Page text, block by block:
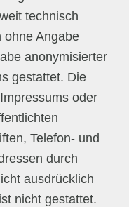
technisch
ohne Angabe
anonymisierter
gestattet. Die
oder
Telefon- und
durch
ausdrücklich
nicht gestattet.